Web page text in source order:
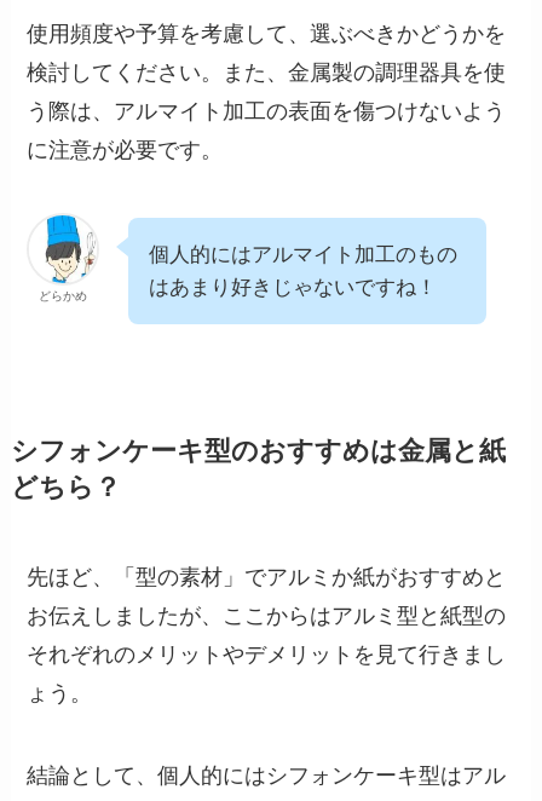
使用頻度や予算を考慮して、選ぶべきかどうかを
検討してください。また、金属製の調理器具を使
う際は、アルマイト加工の表面を傷つけないよう
に注意が必要です。
どらかめ
個人的にはアルマイト加工のもの
はあまり好きじゃないですね！
シフォンケーキ型のおすすめは金属と紙
どちら？
先ほど、「型の素材」でアルミか紙がおすすめと
お伝えしましたが、ここからはアルミ型と紙型の
それぞれのメリットやデメリットを見て行きまし
ょう。
結論として、個人的にはシフォンケーキ型はアル